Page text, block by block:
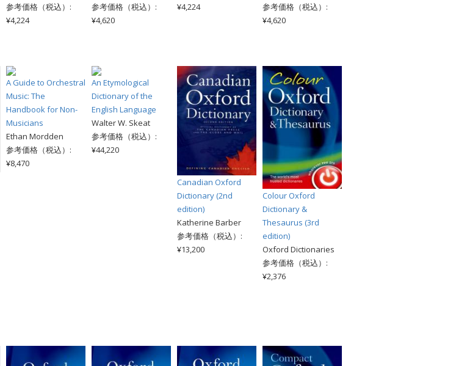
参考価格（税込）:
¥4,224
参考価格（税込）:
¥4,620
¥4,224
参考価格（税込）:
¥4,620
A Guide to Orchestral
Music: The
Handbook for Non-
Musicians
Ethan Mordden
参考価格（税込）:
¥8,470
An Etymological
Dictionary of the
English Language
Walter W. Skeat
参考価格（税込）:
¥44,220
Canadian Oxford
Dictionary (2nd
edition)
Katherine Barber
参考価格（税込）:
¥13,200
Colour Oxford
Dictionary &
Thesaurus (3rd
edition)
Oxford Dictionaries
参考価格（税込）:
¥2,376